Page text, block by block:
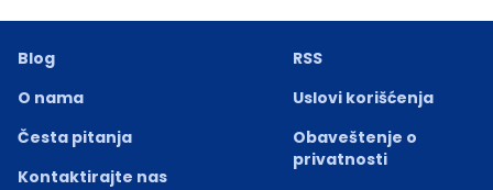
Blog
O nama
Česta pitanja
Kontaktirajte nas
RSS
Uslovi korišćenja
Obaveštenje o
privatnosti